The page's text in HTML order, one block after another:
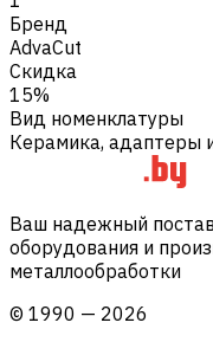
Бренд
AdvaCut
Скидка
15%
Вид номенклатуры
Керамика, адаптеры
Ваш надежный
оборудования и
металлообработки
© 1990 — 2026